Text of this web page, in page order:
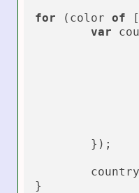
for (color of [
var
}